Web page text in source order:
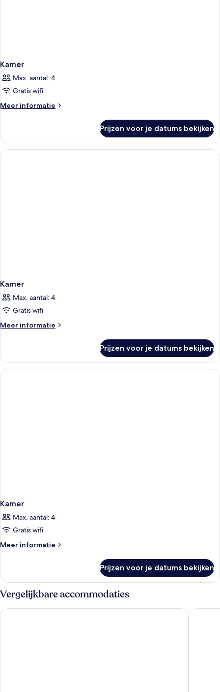
Kamer
Max. aantal: 4
Gratis wifi
Meer informatie
Meer
Prijzen voor je datums bekijken
Kamer
Max. aantal: 4
Gratis wifi
Meer informatie
Meer
Prijzen voor je datums bekijken
Kamer
Max. aantal: 4
Gratis wifi
Meer informatie
Meer
Prijzen voor je datums bekijken
Vergelijkbare accommodaties
The Camden Town Hotel Best